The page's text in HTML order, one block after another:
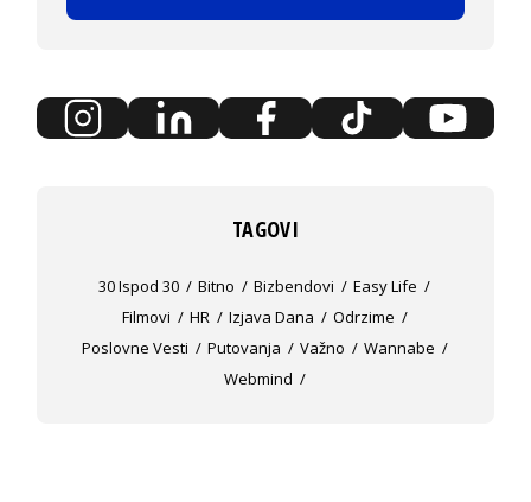
TAGOVI
30 Ispod 30 Bitno Bizbendovi
Easy Life
Filmovi
HR Izjava Dana
Odrzime
Poslovne Vesti
Putovanja Važno
Wannabe
Webmind